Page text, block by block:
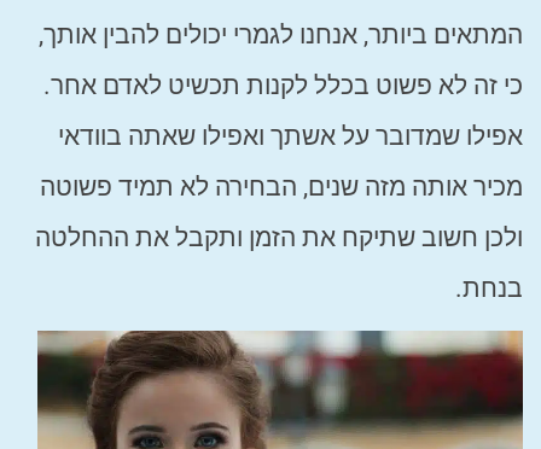
המתאים ביותר, אנחנו לגמרי יכולים להבין אותך,
כי זה לא פשוט בכלל לקנות תכשיט לאדם אחר.
אפילו שמדובר על אשתך ואפילו שאתה בוודאי
מכיר אותה מזה שנים, הבחירה לא תמיד פשוטה
ולכן חשוב שתיקח את הזמן ותקבל את ההחלטה
בנחת.